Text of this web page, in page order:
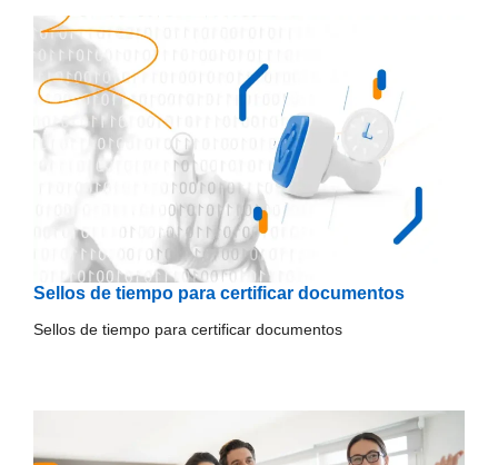
Sellos de tiempo para certificar documentos
Sellos de tiempo para certificar documentos